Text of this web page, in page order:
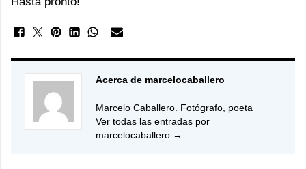
Acerca de marcelocaballero
Marcelo Caballero. Fotógrafo, poeta
Ver todas las entradas por
marcelocaballero →